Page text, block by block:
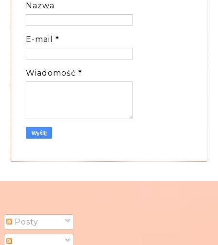
Nazwa
E-mail*
Wiadomość*
Posty